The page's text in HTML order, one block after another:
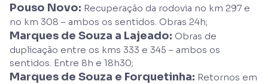
Pouso Novo: Recuperação da rodovia no km 297 e
no km 308 – ambos os sentidos. Obras 24h;
Marques de Souza a Lajeado: Obras de
duplicação entre os kms 333 e 345 – ambos os
sentidos. Entre 8h e 18h30;
Marques de Souza e Forquetinha: Retornos em